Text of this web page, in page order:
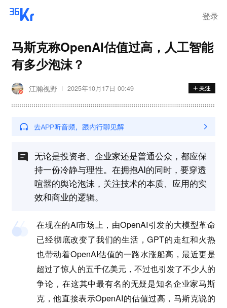
登录
马斯克称OpenAI估值过高，人工智能
有多少泡沫？
江瀚视野 2025年10月17日 00:49
无论是投资者、企业家还是普通公众，都应保
持一份冷静与理性。在拥抱AI的同时，要穿透
喧嚣的舆论泡沫，关注技术的本质、应用的实
效和商业的逻辑。
在现在的AI市场上，由OpenAI引发的大模型革命
已经彻底改变了我们的生活，GPT的走红和火热
也带动着OpenAI估值的一路水涨船高，最近更是
超过了惊人的五千亿美元，不过也引发了不少人的
争论，在这其中最有名的无疑是知名企业家马斯
克，他直接表示OpenAI的估值过高，马斯克说的